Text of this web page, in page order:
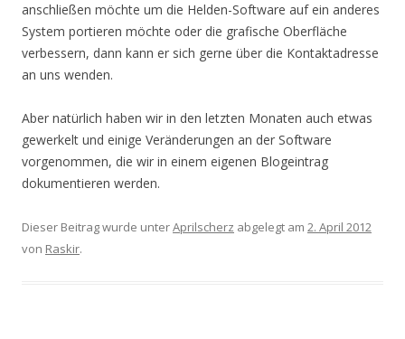
anschließen möchte um die Helden-Software auf ein anderes
System portieren möchte oder die grafische Oberfläche
verbessern, dann kann er sich gerne über die Kontaktadresse
an uns wenden.
Aber natürlich haben wir in den letzten Monaten auch etwas
gewerkelt und einige Veränderungen an der Software
vorgenommen, die wir in einem eigenen Blogeintrag
dokumentieren werden.
Dieser Beitrag wurde unterAprilscherz abgelegt am 2. April 2012
von Raskir.